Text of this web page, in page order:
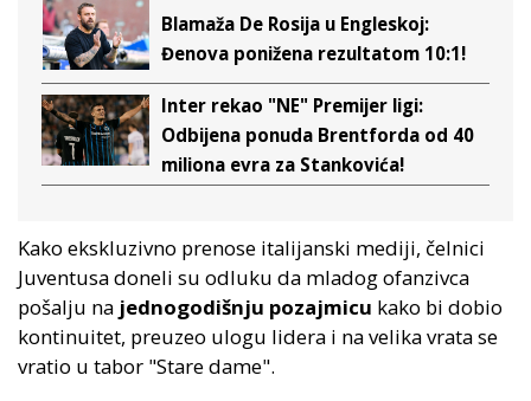
Blamaža De Rosija u Engleskoj:
Đenova ponižena rezultatom 10:1!
Inter rekao "NE" Premijer ligi:
Odbijena ponuda Brentforda od 40
miliona evra za Stankovića!
Kako ekskluzivno prenose italijanski mediji, čelnici
Juventusa doneli su odluku da mladog ofanzivca
pošalju na jednogodišnju pozajmicu kako bi dobio
kontinuitet, preuzeo ulogu lidera i na velika vrata se
vratio u tabor "Stare dame".